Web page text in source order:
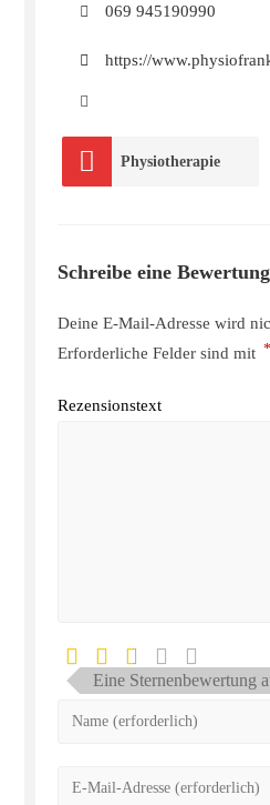
069 945190990
https://
Physiotherapie
Schreibe eine Bewertung
Deine E-Mail-Adresse wird
Erforderliche Felder sind mit *
Rezensionstext
Eine Sternenbewertung